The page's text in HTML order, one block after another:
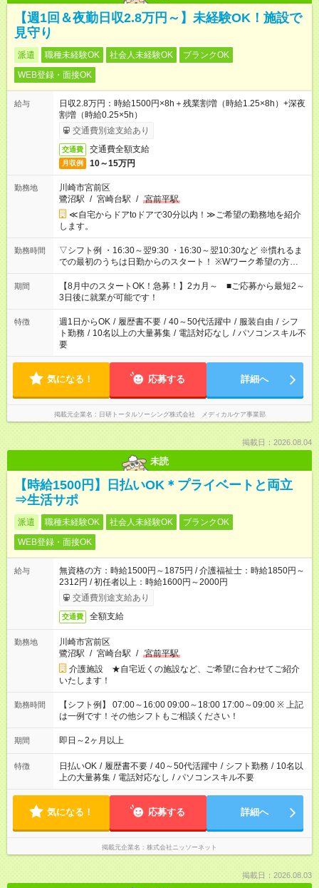
【週1回＆夜勤日収2.8万円～】未経験OK！施設で
見守り
派遣 職種未経験OK 社会人未経験OK
ブランクOK
WEB登録・面接OK
給与
日収2.8万円：時給1500円×8h＋残業割増（時給1.25×8h）+深夜
割増（時給0.25×5h）
交通費別途支給あり
交通費 交通費全額支給
月収例 10～15万円
勤務地
川崎市宮前区
鷺沼駅 / 宮崎台駅 / 宮前平駅
≪自宅からドアtoドアで30分以内！≫ご希望の勤務地を紹介
します。
勤務時間
▽シフト例 ・16:30～翌9:30 ・16:30～翌10:30など ※慣れるま
での最初のうちは日勤からのスタート！ ※Wワーク希望の方へ
今ご覧のお仕事で希望する勤務時間と、もう1つのお仕事の勤務
時間。 合計で週40時間を超える場合は応募できません。
期間
【8月中のスタートOK！急募！】2カ月～ ■ご応募から最短2～
3日後に就業が可能です！
特徴 週1日からOK / 履歴書不要 / 40～50代活躍中 / 服装自由 / シフ
ト勤務 / 10名以上の大量募集 / 電話対応なし / パソコンスキル不
要
気になる！ 応募する 詳細へ
掲載元企業名 日研トータルソーシング株式会社 メディカルケア事業部
掲載日：2026.08.04
未読
【時給1500円】日払いOK＊プライベートと両立
⇒生活サポ
派遣 職種未経験OK 社会人未経験OK
ブランクOK
WEB登録・面接OK
給与
無資格の方：時給1500円～1875円 / 介護福祉士：時給1850円～
2312円 / 初任者以上：時給1600円～2000円
交通費別途支給あり
交通費 全額支給
勤務地
川崎市宮前区
鷺沼駅 / 宮崎台駅 / 宮前平駅
介護施設 ★自宅近くの施設など、ご希望に合わせてご紹介
いたします！
勤務時間
【シフト例】 07:00～16:00 09:00～18:00 17:00～09:00 ※ 上記
は一例です！その他シフトもご相談ください！
期間 即日～2ヶ月以上
特徴 日払いOK / 履歴書不要 / 40～50代活躍中 / シフト勤務 / 10名以
上の大量募集 / 電話対応なし / パソコンスキル不要
気になる！ 応募する 詳細へ
掲載元企業名 株式会社ニッソーネット
掲載日：2026.08.03